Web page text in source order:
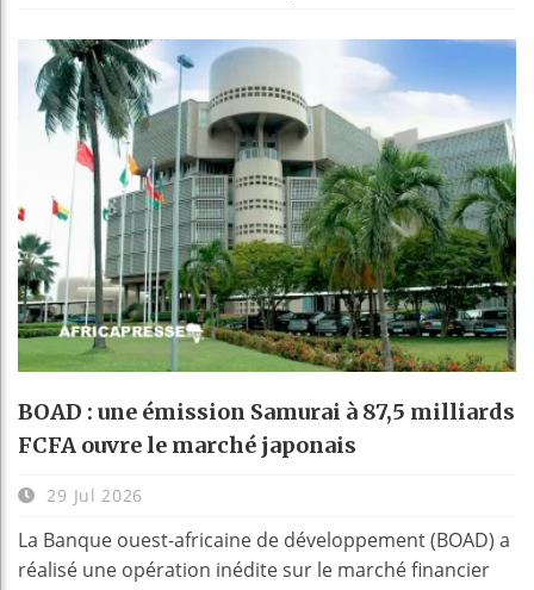
Bénin :
Aliko Dangote
BOAD : une émission Samurai à 87,5 milliards
FCFA ouvre le marché japonais
29 Jul 2026
La Banque ouest-africaine de développement (BOAD) a
réalisé une opération inédite sur le marché financier